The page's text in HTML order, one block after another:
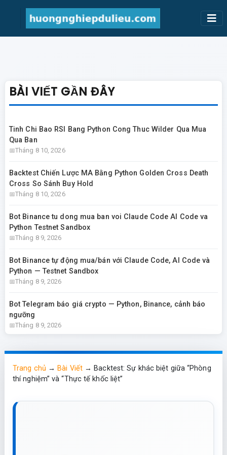
BÀI VIẾT GẦN ĐÂY
Tinh Chi Bao RSI Bang Python Cong Thuc Wilder Qua Mua
Qua Ban
Tháng 8 10, 2026
Backtest Chiến Lược MA Bằng Python Golden Cross Death
Cross So Sánh Buy Hold
Tháng 8 10, 2026
Bot Binance tu dong mua ban voi Claude Code AI Code va
Python Testnet Sandbox
Tháng 8 9, 2026
Bot Binance tự động mua/bán với Claude Code, AI Code và
Python — Testnet Sandbox
Tháng 8 9, 2026
Bot Telegram báo giá crypto — Python, Binance, cảnh báo
ngưỡng
Tháng 8 9, 2026
Trang chủ →Bài Viết→Backtest: Sự khác biệt giữa “Phòng
thí nghiệm” và “Thực tế khốc liệt”